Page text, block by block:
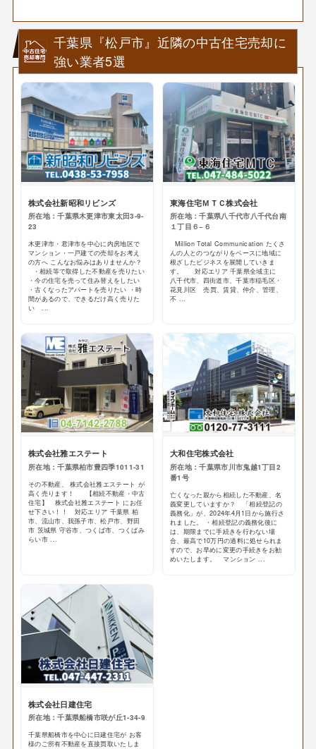
千葉県『松戸市』近隣の中古住宅売却に
強い業者5選
株式会社新昭和リビンズ
所在地：千葉県木更津市東太田3-9-
23
木更津市・君津市を中心に内房地区で
マンション・一戸建ての売却をお考え
の方へ こんなお悩みはありませんか？
・相続等で取得した不動産を売りたい
・今の住宅を売って住み替えをしたい
・古くなったアパートを売りたい ・時
間があるので、できるだけ高く売りた
い ...
東海住宅ＭＴＣ株式会社
所在地：千葉県八千代市八千代台南
１丁目６−６
Million Total Communication たくさ
んの人とのつながりをベースに地域に
根ざしたビジネスを展開していきま
す。 対応エリア 千葉県全域主に
八千代市、四街道市、千葉市稲毛区・
花見川区 売買、賃貸、仲介、管理、
不 ...
株式会社雅エステート
所在地：千葉県柏市豊四季1011-31
その不動産、 株式会社雅エステート が
高く売ります！ 【相続不動産・中古
住宅】 株式会社雅エステート にお任
せ下さい！！ 対応エリア 千葉県 柏
市、流山市、我孫子市、松戸市、野田
市 茨城県 守谷市、つくば市、つくばみ
らい市 ...
大和住宅株式会社
所在地：千葉県市川市鬼越1丁目2
番1号
亡くなった親から相続した不動産、名
義変更していますか？ 「相続登記の
義務化」が、2024年4月1日から施行さ
れました。 ・相続登記の義務化後に
は、期限までに手続きを行わない場
合、最高で10万円の過料に処せられま
すので、お早めに変更の手続きをお勧
めいたします。 マンション ...
株式会社日建住宅
所在地：千葉県船橋市咲が丘1-34-9
千葉県船橋市を中心に日建住宅が お客
様のご所有不動産を直接買取いたしま